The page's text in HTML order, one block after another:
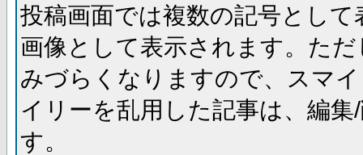
投稿画面では複数の記号とし
画像として表示されます。た
みづらくなりますので、スマ
イリーを乱用した記事は、編
す。